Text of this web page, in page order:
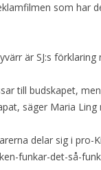
som har
är SJ:s förklaring
till budskapet,
säger Maria Ling
delar sig i pro-
funkar-det-så-